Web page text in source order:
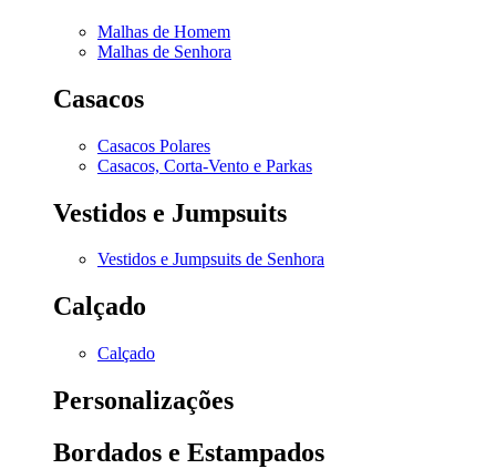
Malhas de Homem
Malhas de Senhora
Casacos
Casacos Polares
Casacos, Corta-Vento e Parkas
Vestidos e Jumpsuits
Vestidos e Jumpsuits de Senhora
Calçado
Calçado
Personalizações
Bordados e Estampados